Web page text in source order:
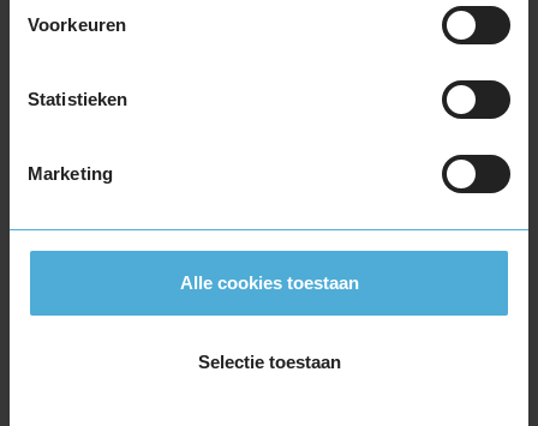
Voorkeuren
Statistieken
Marketing
Alle cookies toestaan
Selectie toestaan
205/55R16 91W
205/55R16 91W RUNFLAT
205/55R16 94V EXTRALOAD
205/55R16 94W EXTRALOAD
205/60R16 92H